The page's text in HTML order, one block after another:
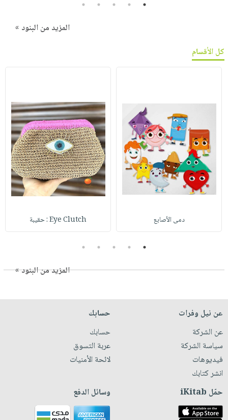
1
2
3
4
5
المزيد من البنود »
كل الأقسام
دمى الأصابع Eye Clutch : حقيبة
1
2
3
4
5
المزيد من البنود »
عن نيل وفرات
عن الشركة
سياسة الشركة
فيديوهات
انشر كتابك
حسابك
حسابك
عربة التسوق
لائحة الأمنيات
حمّل iKitab وسائل الدفع